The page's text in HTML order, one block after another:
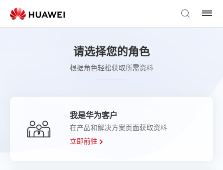
请选择您的角色
根据角色轻松获取所需资料
我是华为客户
在产品和解决方案页面获取资料
立即前往